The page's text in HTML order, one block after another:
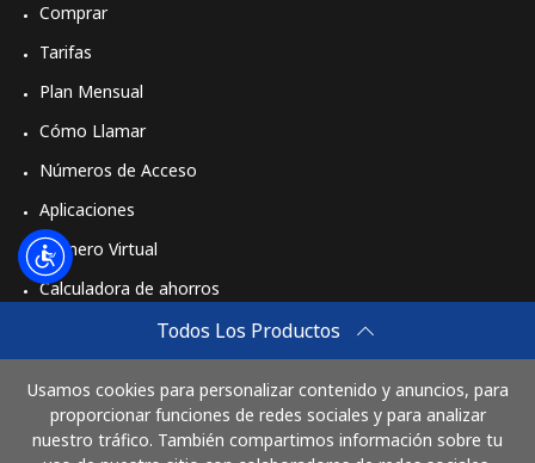
Todos Los Productos
Usamos cookies para personalizar contenido y anuncios, para
proporcionar funciones de redes sociales y para analizar
nuestro tráfico. También compartimos información sobre tu
Comprar
Tarifas
Plan Mensual
Cómo Llamar
Números de Acceso
Aplicaciones
Número Virtual
Calculadora de ahorros
Comprar
Cómo funciona